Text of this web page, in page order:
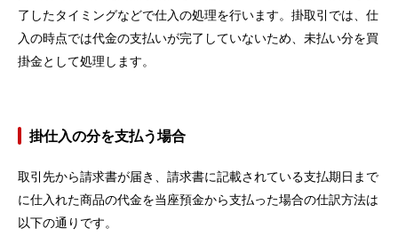
了したタイミングなどで仕入の処理を行います。掛取引では、仕
入の時点では代金の支払いが完了していないため、未払い分を買
掛金として処理します。
掛仕入の分を支払う場合
取引先から請求書が届き、請求書に記載されている支払期日まで
に仕入れた商品の代金を当座預金から支払った場合の仕訳方法は
以下の通りです。